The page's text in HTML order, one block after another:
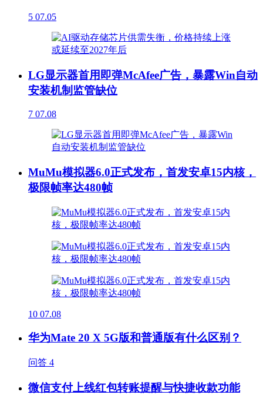
5 07.05
LG显示器首用即弹McAfee广告，暴露Win自动
安装机制监管缺位
7 07.08
MuMu模拟器6.0正式发布，首发安卓15内核，
极限帧率达480帧
10 07.08
华为Mate 20 X 5G版和普通版有什么区别？
问答 4
微信支付上线红包转账提醒与快捷收款功能